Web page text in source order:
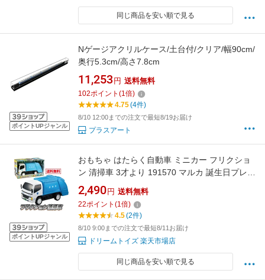
同じ商品を安い順で見る
ポイントUPジャンル
Nゲージアクリルケース/土台付/クリア/幅90cm/
奥行5.3cm/高さ7.8cm
11,253 円 送料無料
102ポイント (1倍)
4.75(4件)
8/10 12:00までの注文で最短8/19お届け
プラスアート
ポイントUPジャンル
おもちゃ はたらく自動車 ミニカー フリクショ
ン 清掃車 3才より 191570 マルカ 誕生日プレゼ
ント ギフト 景品 贈り物 おそうじ 男の子 男児
可愛いクリスマス こども 子供 特殊車両 送料無
料
2,490 円 送料無料
22ポイント (1倍)
4.5(2件)
8/10 9:00までの注文で最短8/11お届け
ドリームトイズ 楽天市場店
同じ商品を安い順で見る